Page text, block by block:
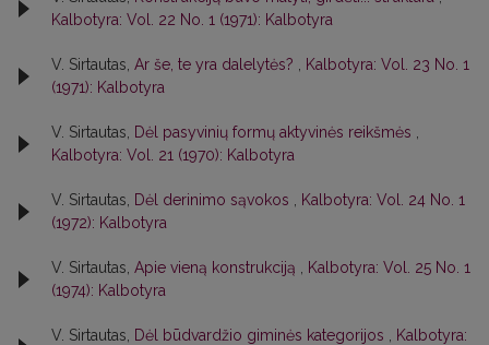
Kalbotyra: Vol. 22 No. 1 (1971): Kalbotyra
V. Sirtautas, Ar še, te yra dalelytės?
Kalbotyra: Vol. 23 No. 1
(1971): Kalbotyra
V. Sirtautas, Dėl pasyvinių formų aktyvinės reikšmės
Kalbotyra: Vol. 21 (1970): Kalbotyra
V. Sirtautas, Dėl derinimo sąvokos
Kalbotyra: Vol. 24 No. 1
(1972): Kalbotyra
V. Sirtautas, Apie vieną konstrukciją
Kalbotyra: Vol. 25 No. 1
(1974): Kalbotyra
V. Sirtautas, Dėl būdvardžio giminės kategorijos
Kalbotyra: